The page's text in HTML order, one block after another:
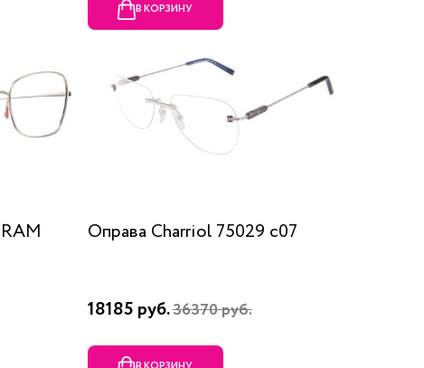
В КОРЗИНУ
Оправа Charriol 75029 c07
18185 руб.36370 руб.